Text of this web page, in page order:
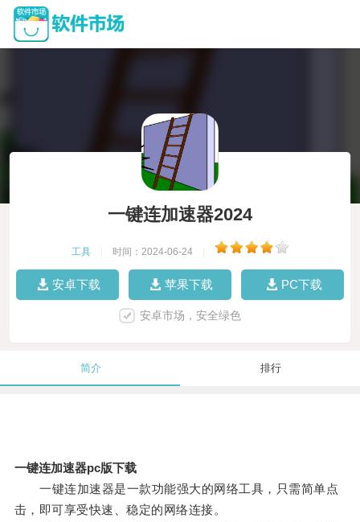
一键连加速器2024
工具 时间：2024-06-24
安卓下载 苹果下载 PC下载
安卓市场，安全绿色
简介 排行
一键连加速器pc版下载
一键连加速器是一款功能强大的网络工具，只需简单点
击，即可享受快速、稳定的网络连接。